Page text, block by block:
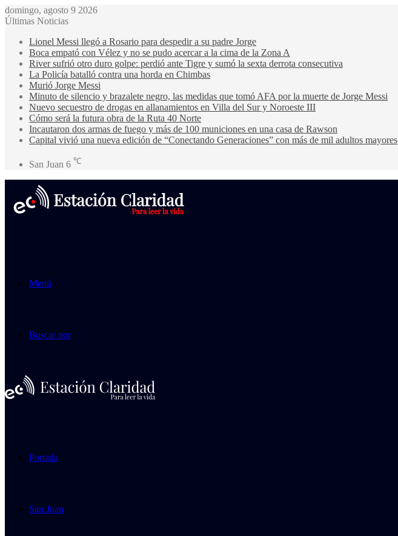
domingo, agosto 9 2026
Últimas Noticias
Lionel Messi llegó a Rosario para despedir a su padre Jorge
Boca empató con Vélez y no se pudo acercar a la cima de la Zona A
River sufrió otro duro golpe: perdió ante Tigre y sumó la sexta derrota consecutiva
La Policía batalló contra una horda en Chimbas
Murió Jorge Messi
Minuto de silencio y brazalete negro, las medidas que tomó AFA por la muerte de Jorge Messi
Nuevo secuestro de drogas en allanamientos en Villa del Sur y Noroeste III
Cómo será la futura obra de la Ruta 40 Norte
Incautaron dos armas de fuego y más de 100 municiones en una casa de Rawson
Capital vivió una nueva edición de “Conectando Generaciones” con más de mil adultos mayores
San Juan 6 ℃
Menú
Buscar por
Portada
San Juan